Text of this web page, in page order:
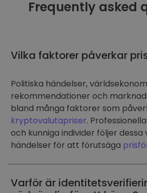
Frequently asked
Vilka faktorer påverkar
Politiska händelser,
rekommendationer och
bland många faktorer som
kryptovalutapriser.
och kunniga individer följer dessa
händelser för att förutsäga
Varför är